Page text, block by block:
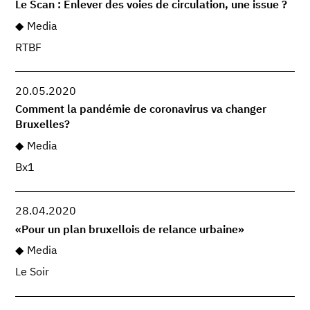
Le Scan : Enlever des voies de circulation, une issue ?
Media
RTBF
20.05.2020
Comment la pandémie de coronavirus va changer
Bruxelles?
Media
Bx1
28.04.2020
«Pour un plan bruxellois de relance urbaine»
Media
Le Soir